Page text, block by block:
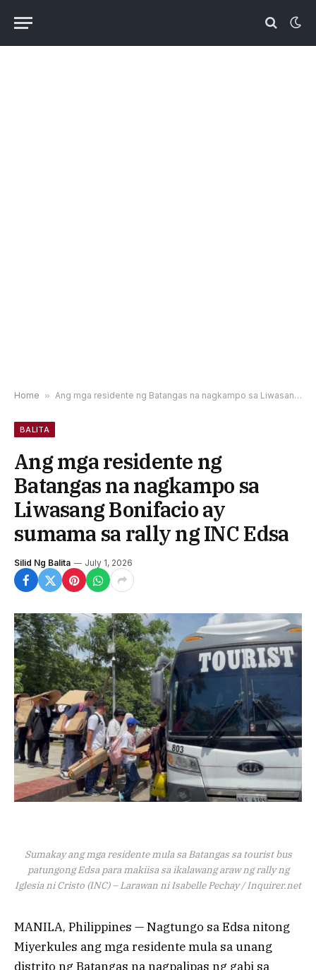
Home » Ang mga residente ng Batangas na nagkampo sa Liwasang Bonifacio ay sumama sa rally ng INC Edsa
BALITA
Ang mga residente ng
Batangas na nagkampo sa
Liwasang Bonifacio ay
sumama sa rally ng INC Edsa
Silid Ng Balita July 1, 2026
Sumakay ang mga residente mula sa Batangas sa tourist bus
patungong Edsa para makiisa sa ikalawang araw ng rally ng
Iglesia ni Cristo (INC) – Larawan ni Isabelle Pechay / Inquirer.net
MANILA, Philippines — Nagtungo sa Edsa nitong
Miyerkules ang mga residente mula sa unang
distrito ng Batangas na nagpalipas ng gabi sa